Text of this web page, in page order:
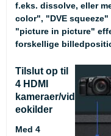
f.eks. dissolve, eller
color", "DVE
"picture in picture"
forskellige
Tilslut op til
4 HDMI
kameraer/vid
eokilder
Med 4